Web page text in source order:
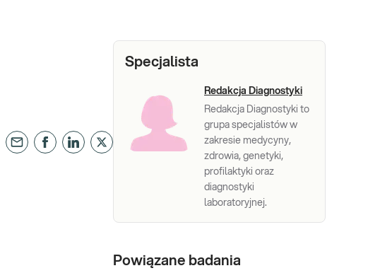
Specjalista
Redakcja Diagnostyki
Redakcja Diagnostyki to
grupa specjalistów w
zakresie medycyny,
zdrowia, genetyki,
profilaktyki oraz
diagnostyki
laboratoryjnej.
Powiązane badania